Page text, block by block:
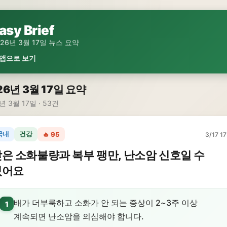
Brief
년 3월 17일 뉴스 요약
으로 보기
년 3월 17일 요약
3월 17일 · 53건
내 건강 🔥 95 3/17
소화불량과 복부 팽만, 난소암 신호일 수
요
1
배가 더부룩하고 소화가 안 되는 증상이 2~3주 이상
계속되면 난소암을 의심해야 합니다.